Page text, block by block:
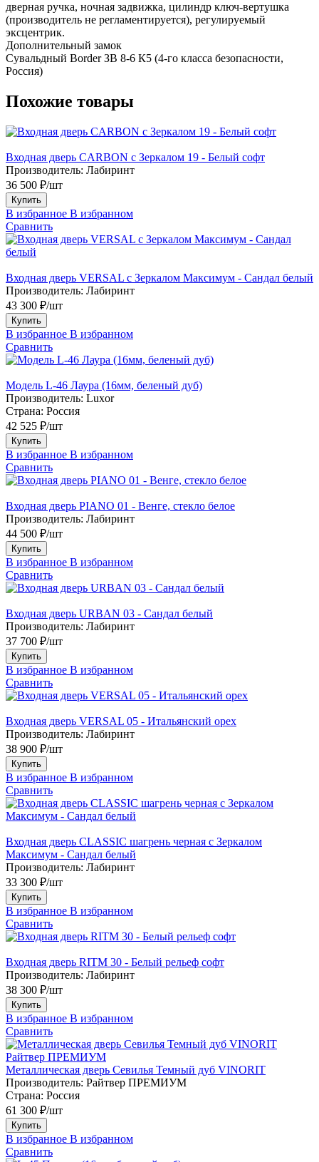
дверная ручка, ночная задвижка, цилиндр ключ-вертушка
(производитель не регламентируется), регулируемый
эксцентрик.
Дополнительный замок
Сувальдный Border ЗВ 8-6 К5 (4-го класса безопасности,
Россия)
Похожие товары
Входная дверь CARBON с Зеркалом 19 - Белый софт
Производитель: Лабиринт
36 500 ₽/шт
Купить
В избранное В избранном
Сравнить
Входная дверь VERSAL с Зеркалом Максимум - Сандал белый
Производитель: Лабиринт
43 300 ₽/шт
Купить
В избранное В избранном
Сравнить
Модель L-46 Лаура (16мм, беленый дуб)
Производитель: Luxor
Страна: Россия
42 525 ₽/шт
Купить
В избранное В избранном
Сравнить
Входная дверь PIANO 01 - Венге, стекло белое
Производитель: Лабиринт
44 500 ₽/шт
Купить
В избранное В избранном
Сравнить
Входная дверь URBAN 03 - Сандал белый
Производитель: Лабиринт
37 700 ₽/шт
Купить
В избранное В избранном
Сравнить
Входная дверь VERSAL 05 - Итальянский орех
Производитель: Лабиринт
38 900 ₽/шт
Купить
В избранное В избранном
Сравнить
Входная дверь CLASSIC шагрень черная с Зеркалом
Максимум - Сандал белый
Производитель: Лабиринт
33 300 ₽/шт
Купить
В избранное В избранном
Сравнить
Входная дверь RITM 30 - Белый рельеф софт
Производитель: Лабиринт
38 300 ₽/шт
Купить
В избранное В избранном
Сравнить
Райтвер ПРЕМИУМ
Металлическая дверь Севилья Темный дуб VINORIT
Производитель: Райтвер ПРЕМИУМ
Страна: Россия
61 300 ₽/шт
Купить
В избранное В избранном
Сравнить